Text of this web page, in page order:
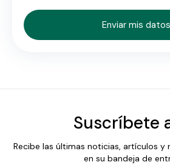
Suscríbete
Recibe las últimas noticias, artículos
en su bandeja de